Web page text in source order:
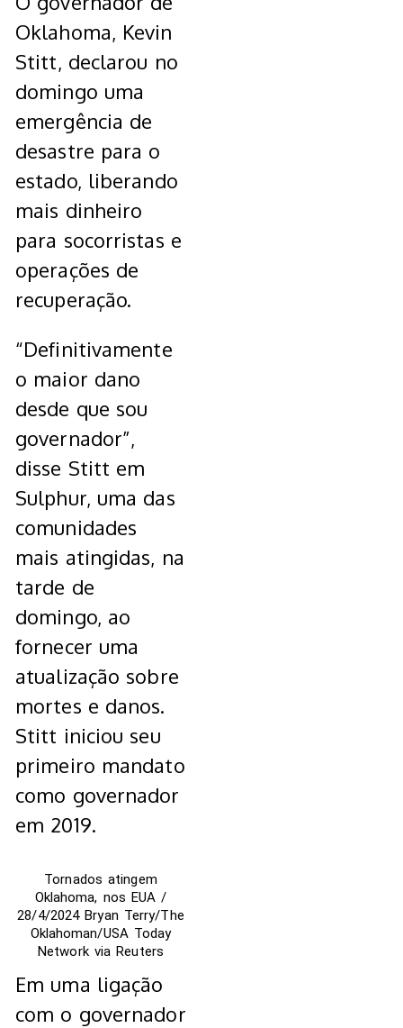
Oklahoma, Kevin
Stitt, declarou no
domingo uma
emergência de
desastre para o
estado, liberando
mais dinheiro
para socorristas e
operações de
recuperação.
“Definitivamente
o maior dano
desde que sou
governador”,
disse Stitt em
Sulphur, uma das
comunidades
mais atingidas, na
tarde de
domingo, ao
fornecer uma
atualização sobre
mortes e danos.
Stitt iniciou seu
primeiro mandato
como governador
em 2019.
Tornados atingem
Oklahoma, nos EUA /
28/4/2024 Bryan Terry/The
Oklahoman/USA Today
Network via Reuters
Em uma ligação
com o governador